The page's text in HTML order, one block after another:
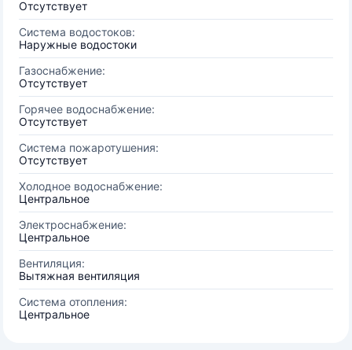
Отсутствует
Система водостоков:
Наружные водостоки
Газоснабжение:
Отсутствует
Горячее водоснабжение:
Отсутствует
Система пожаротушения:
Отсутствует
Холодное водоснабжение:
Центральное
Электроснабжение:
Центральное
Вентиляция:
Вытяжная вентиляция
Система отопления:
Центральное